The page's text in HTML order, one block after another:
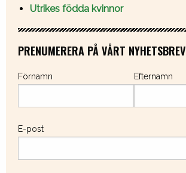
Utrikes födda kvinnor
PRENUMERERA PÅ VÅRT NYHETSBREV
Förnamn Efternamn
E-post